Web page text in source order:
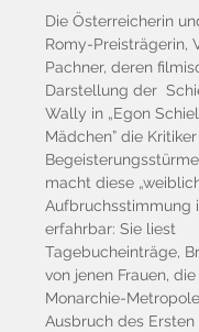
Die Österreicherin
Romy-Preisträgerin,
Pachner, deren
Darstellung der
Wally in „Egon
Mädchen” die
macht diese
Aufbruchsstimmung
erfahrbar: Sie liest
Tagebucheinträge,
von jenen Frauen,
Monarchie-
Ausbruch des